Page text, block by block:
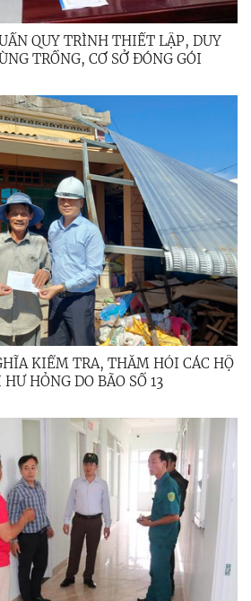
QUY TRÌNH THIẾT LẬP, DUY
TRỒNG, CƠ SỞ ĐÓNG GÓI
KIỂM TRA, THĂM HỎI CÁC HỘ
HỎNG DO BÃO SỐ 13